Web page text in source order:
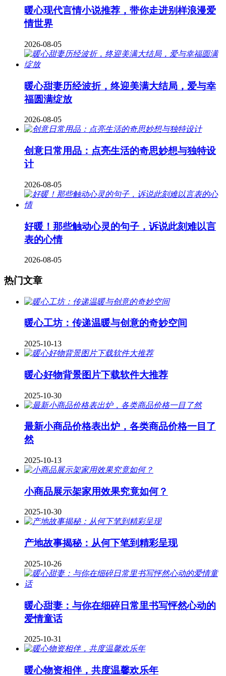
暖心现代言情小说推荐，带你走进别样浪漫爱
情世界
2026-08-05
暖心甜妻历经波折，终迎美满大结局，爱与幸
福圆满绽放
2026-08-05
创意日常用品：点亮生活的奇思妙想与独特设
计
2026-08-05
好暖！那些触动心灵的句子，诉说此刻难以言
表的心情
2026-08-05
热门文章
暖心工坊：传递温暖与创意的奇妙空间
2025-10-13
暖心好物背景图片下载软件大推荐
2025-10-30
最新小商品价格表出炉，各类商品价格一目了
然
2025-10-13
小商品展示架家用效果究竟如何？
2025-10-30
产地故事揭秘：从何下笔到精彩呈现
2025-10-26
暖心甜妻：与你在细碎日常里书写怦然心动的
爱情童话
2025-10-31
暖心物资相伴，共度温馨欢乐年